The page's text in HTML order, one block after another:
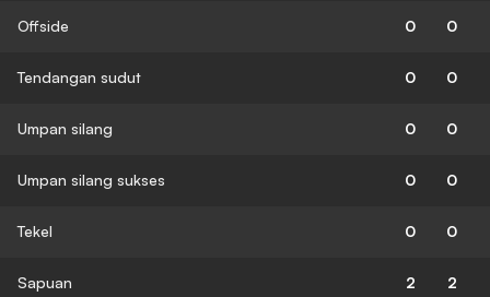
Offside 0 0
Tendangan sudut 0 0
Umpan silang 0 0
Umpan silang sukses 0 0
Tekel 0 0
Sapuan 2 2